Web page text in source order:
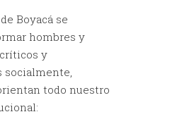
Boyacá se
hombres y
y
socialmente,
todo nuestro